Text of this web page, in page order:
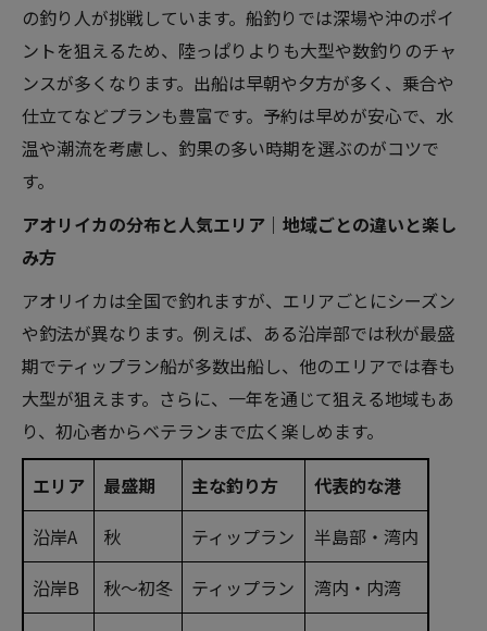
の釣り人が挑戦しています。船釣りでは深場や沖のポイ
ントを狙えるため、陸っぱりよりも大型や数釣りのチャ
ンスが多くなります。出船は早朝や夕方が多く、乗合や
仕立てなどプランも豊富です。予約は早めが安心で、水
温や潮流を考慮し、釣果の多い時期を選ぶのがコツで
す。
アオリイカの分布と人気エリア｜地域ごとの違いと楽し
み方
アオリイカは全国で釣れますが、エリアごとにシーズン
や釣法が異なります。例えば、ある沿岸部では秋が最盛
期でティップラン船が多数出船し、他のエリアでは春も
大型が狙えます。さらに、一年を通じて狙える地域もあ
り、初心者からベテランまで広く楽しめます。
エリア 最盛期 主な釣り方
代表的な港
沿岸A
秋 ティップラン
半島部・湾内
沿岸B
秋〜初冬 ティップラン
湾内・内湾